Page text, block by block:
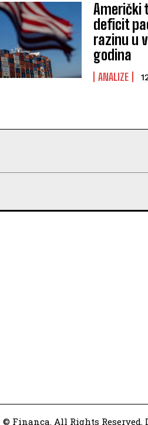
Američki
deficit
razinu u
godina
ANALIZE
© Financa. All Rights Reserved.